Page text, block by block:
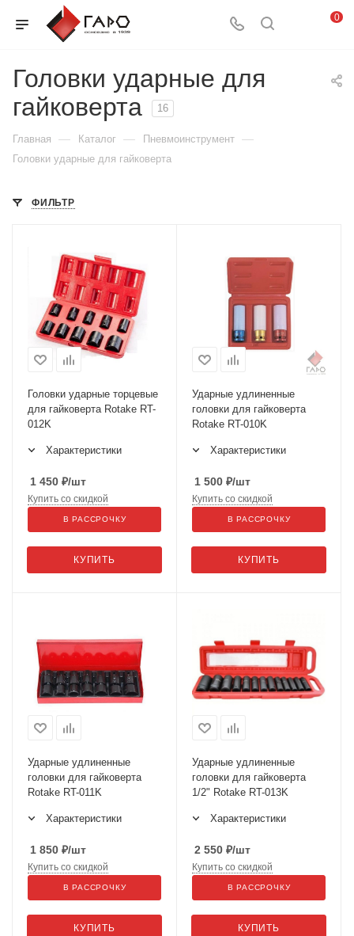
0
Головки ударные для
гайковерта
16
Главная — Каталог — Пневмоинструмент —
Головки ударные для гайковерта
ФИЛЬТР
Головки ударные торцевые
для гайковерта Rotake RT-
012K
Характеристики
1 450 ₽/шт
КУПИТЬ
Купить со скидкой
В РАССРОЧКУ
Ударные удлиненные
головки для гайковерта
Rotake RT-010K
Характеристики
1 500 ₽/шт
КУПИТЬ
Купить со скидкой
В РАССРОЧКУ
Ударные удлиненные
головки для гайковерта
Rotake RT-011K
Характеристики
1 850 ₽/шт
КУПИТЬ
Купить со скидкой
В РАССРОЧКУ
Ударные удлиненные
головки для гайковерта
1/2" Rotake RT-013K
Характеристики
2 550 ₽/шт
КУПИТЬ
Купить со скидкой
В РАССРОЧКУ